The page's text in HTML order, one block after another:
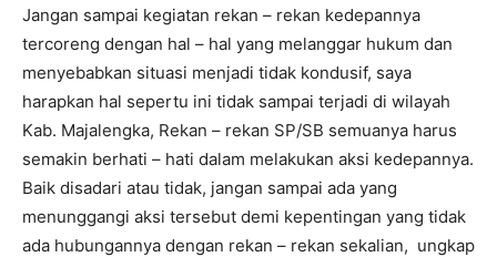
Jangan sampai kegiatan rekan – rekan kedepannya
tercoreng dengan hal – hal yang melanggar hukum dan
menyebabkan situasi menjadi tidak kondusif, saya
harapkan hal sepertu ini tidak sampai terjadi di wilayah
Kab. Majalengka, Rekan – rekan SP/SB semuanya harus
semakin berhati – hati dalam melakukan aksi kedepannya.
Baik disadari atau tidak, jangan sampai ada yang
menunggangi aksi tersebut demi kepentingan yang tidak
ada hubungannya dengan rekan – rekan sekalian, ungkap